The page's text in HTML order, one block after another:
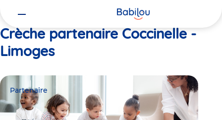
Crèche partenaire Coccinelle -
Limoges
Partenaire